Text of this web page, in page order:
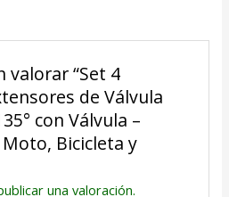
valorar “Set 4
de Válvula
con Válvula –
Bicicleta y
una valoración.